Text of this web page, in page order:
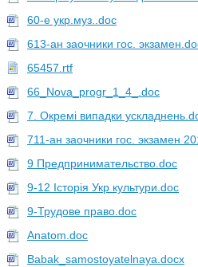
60-е укр.муз..doc
613-ан заочники гос.
65457.rtf
66_Nova_progr_1_4_.doc
7. Окремі випадки
711-ан заочники гос. экзамен
9 Предпринимательство.doc
9-12 Історія Укр культури.doc
9-Трудове право.doc
Anatom.doc
Babak_samostoyatelnaya.docx